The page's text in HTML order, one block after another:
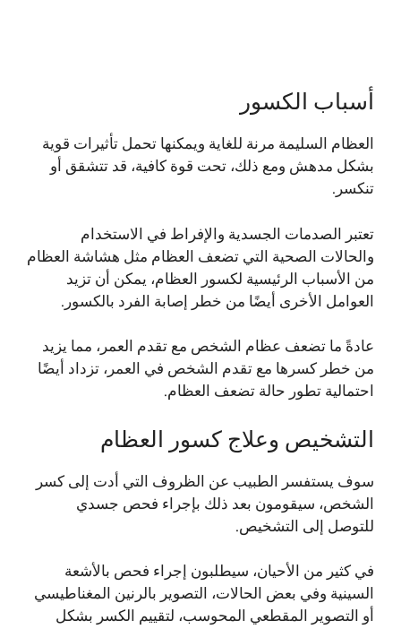
أسباب الكسور
العظام السليمة مرنة للغاية ويمكنها تحمل تأثيرات قوية
بشكل مدهش ومع ذلك، تحت قوة كافية، قد تتشقق أو
تنكسر.
تعتبر الصدمات الجسدية والإفراط في الاستخدام
والحالات الصحية التي تضعف العظام مثل هشاشة العظام
من الأسباب الرئيسية لكسور العظام، يمكن أن تزيد
العوامل الأخرى أيضًا من خطر إصابة الفرد بالكسور.
عادةً ما تضعف عظام الشخص مع تقدم العمر، مما يزيد
من خطر كسرها مع تقدم الشخص في العمر، تزداد أيضًا
احتمالية تطور حالة تضعف العظام.
التشخيص وعلاج كسور العظام
سوف يستفسر الطبيب عن الظروف التي أدت إلى كسر
الشخص، سيقومون بعد ذلك بإجراء فحص جسدي
للتوصل إلى التشخيص.
في كثير من الأحيان، سيطلبون إجراء فحص بالأشعة
السينية وفي بعض الحالات، التصوير بالرنين المغناطيسي
أو التصوير المقطعي المحوسب، لتقييم الكسر بشكل